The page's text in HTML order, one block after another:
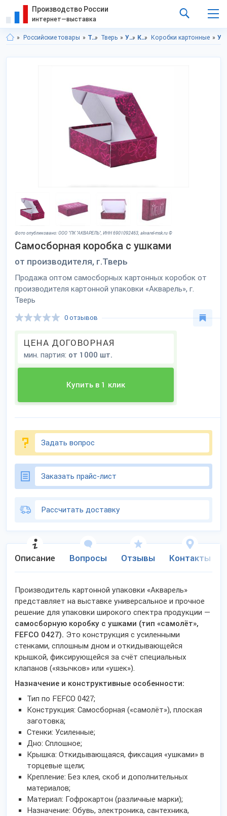
Производство России
интернет—выставка
Российские товары Тверская область Тверь Упаковка Коробки Коробки картонные
Фото опубликовано: ООО "ПК "АКВАРЕЛЬ", ИНН 6901092463, akvarel-msk.ru ©
Самосборная коробка с ушками
от производителя, г.Тверь
Продажа оптом самосборных картонных коробок от
производителя картонной упаковки «Акварель», г.
Тверь
ЦЕНА ДОГОВОРНАЯ
мин. партия: от 1000 шт.
Купить в 1 клик
0 отзывов
Задать вопрос
Заказать прайс-лист
Рассчитать доставку
Описание Вопросы Отзывы Контакты
Производитель картонной упаковки «Акварель»
представляет на выставке универсальное и прочное
решение для упаковки широкого спектра продукции —
самосборную коробку с ушками (тип «самолёт»,
FEFCO 0427). Это конструкция с усиленными
стенками, сплошным дном и откидывающейся
крышкой, фиксирующейся за счёт специальных
клапанов («язычков» или «ушек»).
Назначение и конструктивные особенности:
Тип по FEFCO 0427;
Конструкция: Самосборная («самолёт»), плоская
заготовка;
Стенки: Усиленные;
Дно: Сплошное;
Крышка: Откидывающаяся, фиксация «ушками» в
торцевые щели;
Крепление: Без клея, скоб и дополнительных
материалов;
Материал: Гофрокартон (различные марки);
Назначение: Обувь, электроника, сантехника,